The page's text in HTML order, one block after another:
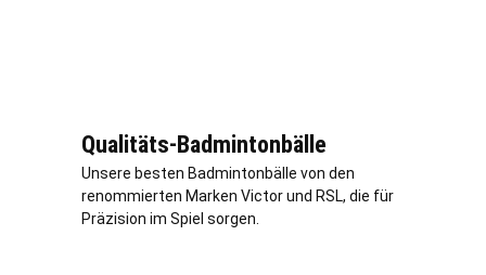
Qualitäts-Badmintonbälle
Unsere besten Badmintonbälle von den
renommierten Marken Victor und RSL, die für
Präzision im Spiel sorgen.